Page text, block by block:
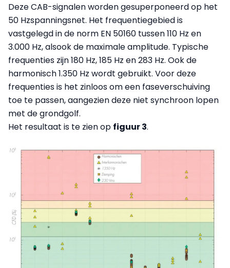
Deze CAB-signalen worden gesuperponeerd op het
50 Hzspanningsnet. Het frequentiegebied is
vastgelegd in de norm EN 50160 tussen 110 Hz en
3.000 Hz, alsook de maximale amplitude. Typische
frequenties zijn 180 Hz, 185 Hz en 283 Hz. Ook de
harmonisch 1.350 Hz wordt gebruikt. Voor deze
frequenties is het zinloos om een faseverschuiving
toe te passen, aangezien deze niet synchroon lopen
met de grondgolf.
Het resultaat is te zien op figuur 3.